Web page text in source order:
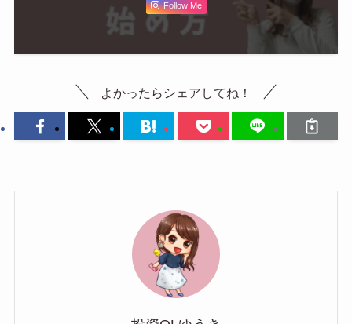
Follow Me
よかったらシェアしてね！